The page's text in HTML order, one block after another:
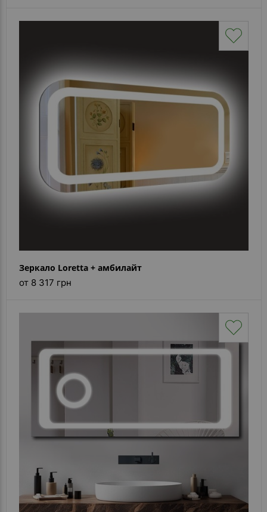
Зеркало Loretta + амбилайт
от 8 317 грн